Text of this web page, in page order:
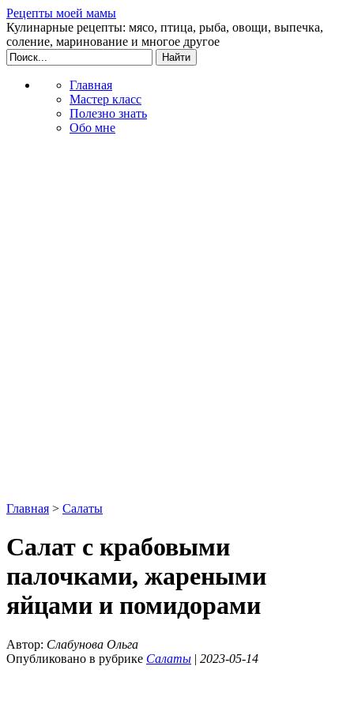
Рецепты моей мамы
Кулинарные рецепты: мясо, птица, рыба, овощи, выпечка,
соление, маринование и многое другое
Главная
Мастер класс
Полезно знать
Обо мне
Главная > Салаты
Салат с крабовыми
палочками, жареными
яйцами и помидорами
Автор: Слабунова Ольга
Опубликовано в рубрике Салаты | 2023-05-14